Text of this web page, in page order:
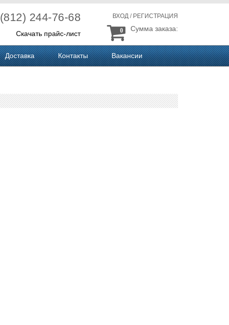
(812) 244-76-68
Скачать прайс-лист
ВХОД / РЕГИСТРАЦИЯ
Сумма заказа:
0
Доставка Контакты Вакансии